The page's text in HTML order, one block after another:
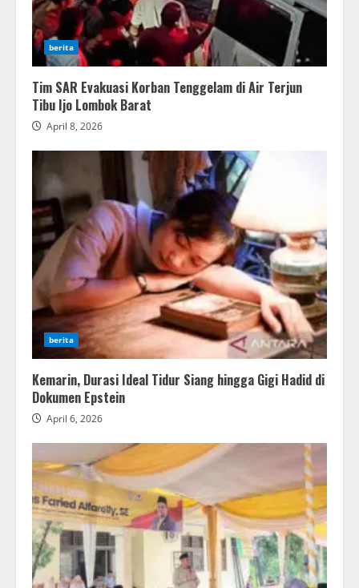
berita
Tim SAR Evakuasi Korban Tenggelam di Air Terjun
Tibu Ijo Lombok Barat
April 8, 2026
berita
Kemarin, Durasi Ideal Tidur Siang hingga Gigi Hadid di
Dokumen Epstein
April 6, 2026